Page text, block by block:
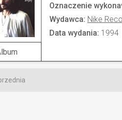
Oznaczenie
Wydawca: Nike
Data wydania: 1994